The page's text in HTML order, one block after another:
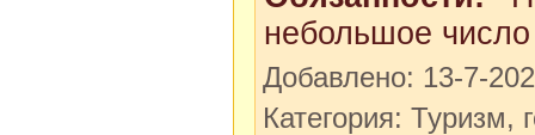
небольшое число
Добавлено: 13-7-
Категория: Туризм,